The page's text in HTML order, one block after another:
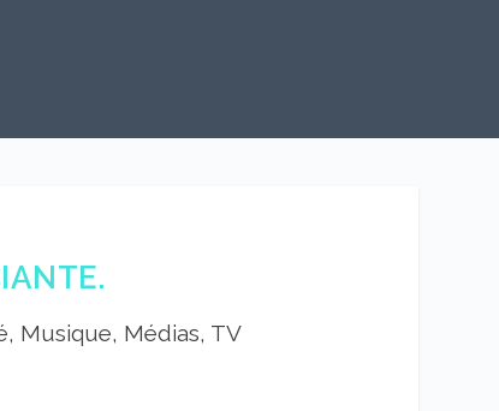
Musique, Médias, TV